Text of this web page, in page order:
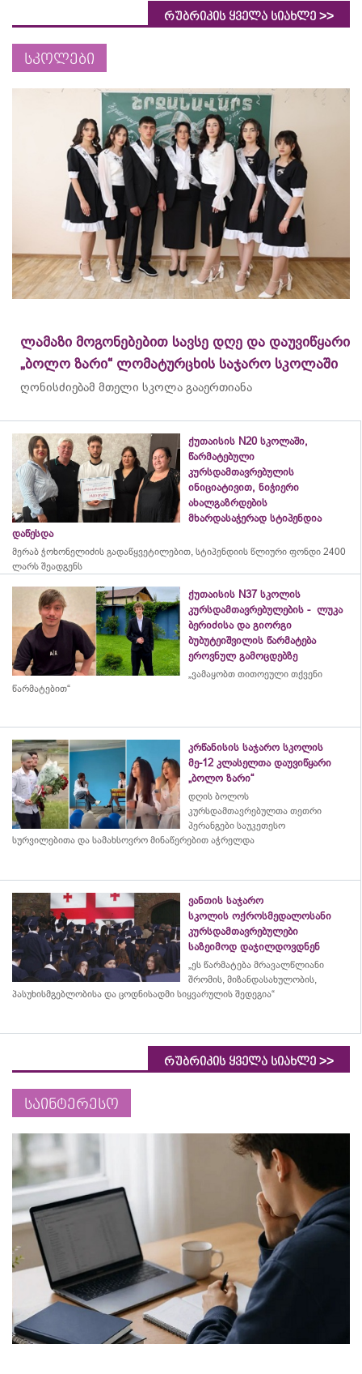
რუბრიკის ყველა სიახლე >>
სკოლები
ლამაზი მოგონებებით სავსე დღე და დაუვიწყარი
„ბოლო ზარი“ ლომატურცხის საჯარო სკოლაში
ღონისძიებამ მთელი სკოლა გააერთიანა
ქუთაისის N20 სკოლაში,
წარმატებული
კურსდამთავრებულის
ინიციატივით, ნიჭიერი
ახალგაზრდების
მხარდასაჭერად სტიპენდია
დაწესდა
მერაბ ჭოხონელიძის გადაწყვეტილებით, სტიპენდიის წლიური ფონდი 2400
ლარს შეადგენს
ქუთაისის N37 სკოლის
კურსდამთავრებულების - ლუკა
ბერიძისა და გიორგი
ბუბუტეიშვილის წარმატება
ეროვნულ გამოცდებზე
„ვამაყობთ თითოეული თქვენი
წარმატებით“
კრწანისის საჯარო სკოლის
მე-12 კლასელთა დაუვიწყარი
„ბოლო ზარი“
დღის ბოლოს
კურსდამთავრებულთა თეთრი
პერანგები საუკეთესო
სურვილებითა და სამახსოვრო მინაწერებით აჭრელდა
ვანთის საჯარო
სკოლის ოქროსმედალოსანი
კურსდამთავრებულები
საზეიმოდ დაჯილდოვდნენ
„ეს წარმატება მრავალწლიანი
შრომის, მიზანდასახულობის,
პასუხისმგებლობისა და ცოდნისადმი სიყვარულის შედეგია“
რუბრიკის ყველა სიახლე >>
საინტერესო